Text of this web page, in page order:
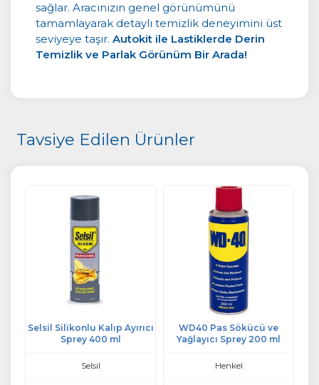
sağlar. Aracınızın genel görünümünü
tamamlayarak detaylı temizlik deneyimini üst
seviyeye taşır. Autokit ile Lastiklerde Derin
Temizlik ve Parlak Görünüm Bir Arada!
Tavsiye Edilen Ürünler
Selsil Silikonlu Kalıp Ayırıcı
Sprey 400 ml
Selsil
WD40 Pas Sökücü ve
Yağlayıcı Sprey 200 ml
Henkel